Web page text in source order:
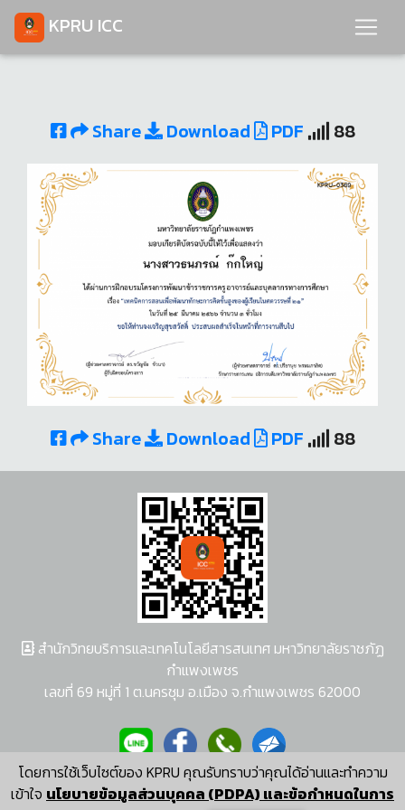
KPRU ICC
Share Download PDF 88
Share Download PDF 88
โดยการใช้เว็บไซต์ของ KPRU คุณรับทราบว่าคุณได้อ่านและทำความ
เข้าใจ นโยบายข้อมูลส่วนบุคคล (PDPA) และข้อกำหนดในการ
สำนักวิทยบริการและเทคโนโลยีสารสนเทศ มหาวิทยาลัยราชภัฏ
กำแพงเพชร
เลขที่ 69 หมู่ที่ 1 ต.นครชุม อ.เมือง จ.กำแพงเพชร 62000
ผู้พัฒนาระบบ อนุชา พวงผกา